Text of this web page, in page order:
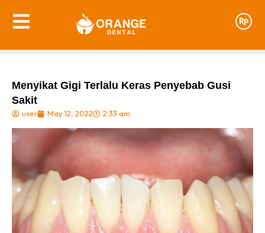
Menyikat Gigi Terlalu Keras Penyebab Gusi
Sakit
user May 12, 2022 2:33 am